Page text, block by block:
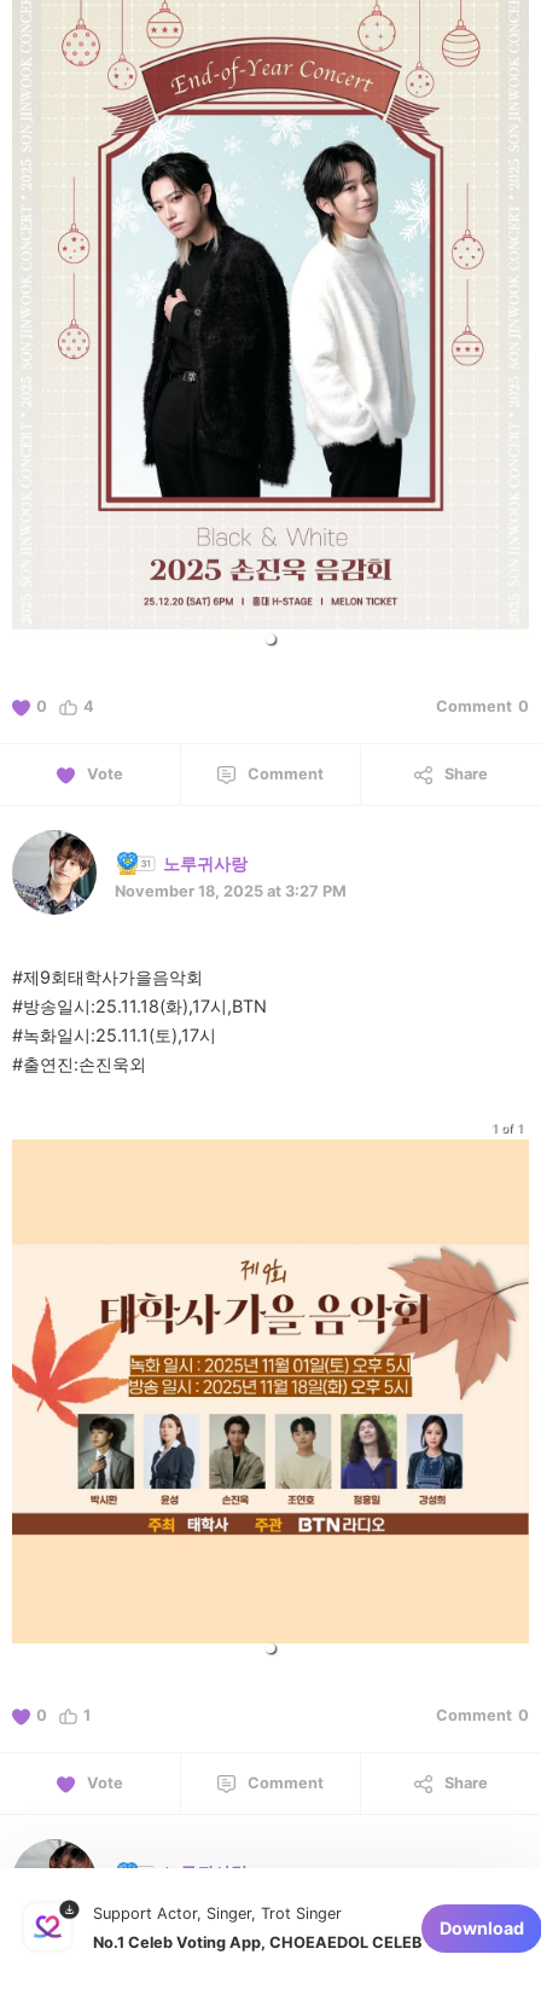
0 4 Comment 0
Vote Comment Share
노루귀사랑
November 18, 2025 at 3:27 PM
#제9회태학사가을음악회
#방송일시:25.11.18(화),17시,BTN
#녹화일시:25.11.1(토),17시
#출연진:손진욱외
1 of 1
0 1 Comment 0
Vote Comment Share
노루귀사랑
Support Actor, Singer, Trot Singer
No.1 Celeb Voting App, CHOEAEDOL CELEB
Download